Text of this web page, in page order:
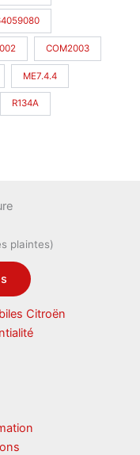
COM2003
ME7.4.4
R134A
plaintes)
Citroën